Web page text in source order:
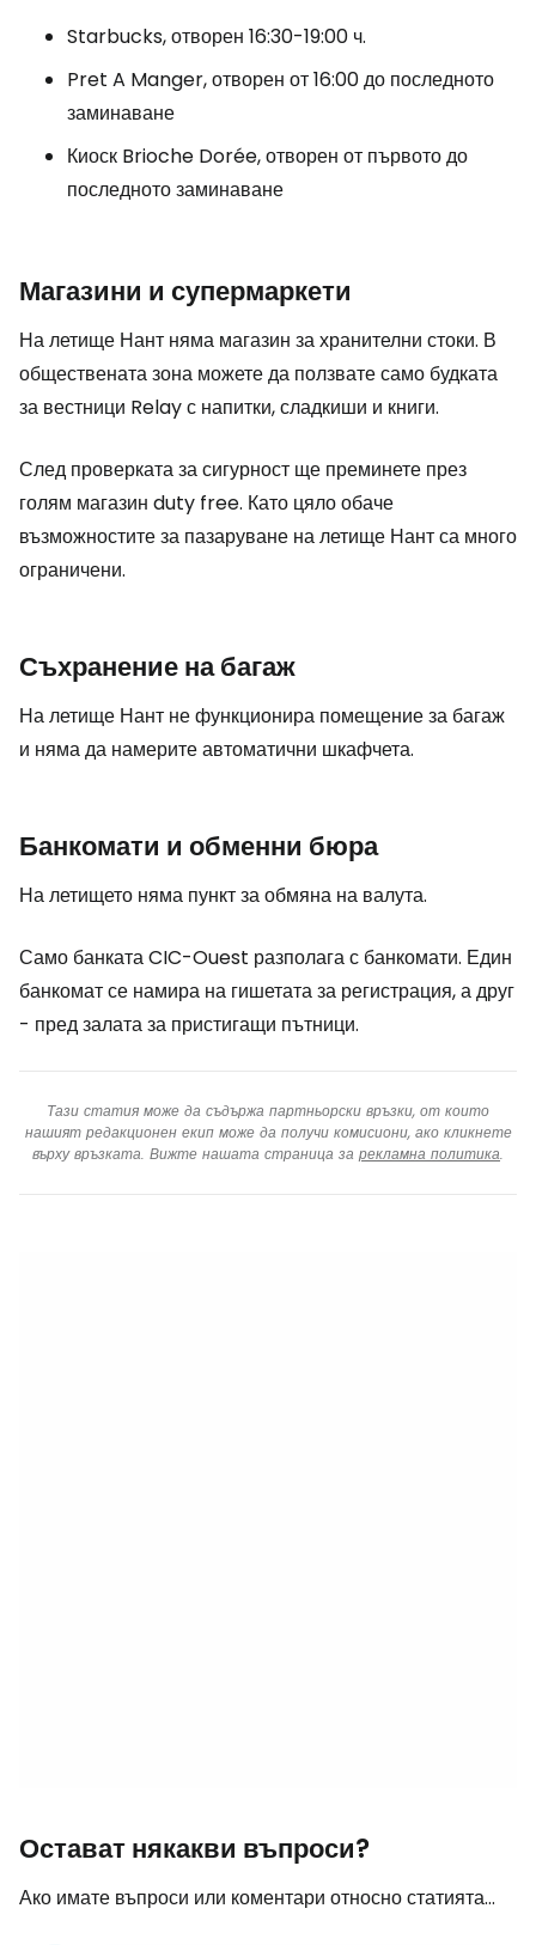
Starbucks, отворен 16:30-19:00 ч.
Pret A Manger, отворен от 16:00 до последното
заминаване
Киоск Brioche Dorée, отворен от първото до
последното заминаване
Магазини и супермаркети
На летище Нант няма магазин за хранителни стоки. В
обществената зона можете да ползвате само будката
за вестници Relay с напитки, сладкиши и книги.
След проверката за сигурност ще преминете през
голям магазин duty free. Като цяло обаче
възможностите за пазаруване на летище Нант са много
ограничени.
Съхранение на багаж
На летище Нант не функционира помещение за багаж
и няма да намерите автоматични шкафчета.
Банкомати и обменни бюра
На летището няма пункт за обмяна на валута.
Само банката CIC-Ouest разполага с банкомати. Един
банкомат се намира на гишетата за регистрация, а друг
- пред залата за пристигащи пътници.
Тази статия може да съдържа партньорски връзки, от които
нашият редакционен екип може да получи комисиони, ако кликнете
върху връзката. Вижте нашата страница за рекламна политика.
Остават някакви въпроси?
Ако имате въпроси или коментари относно статията...